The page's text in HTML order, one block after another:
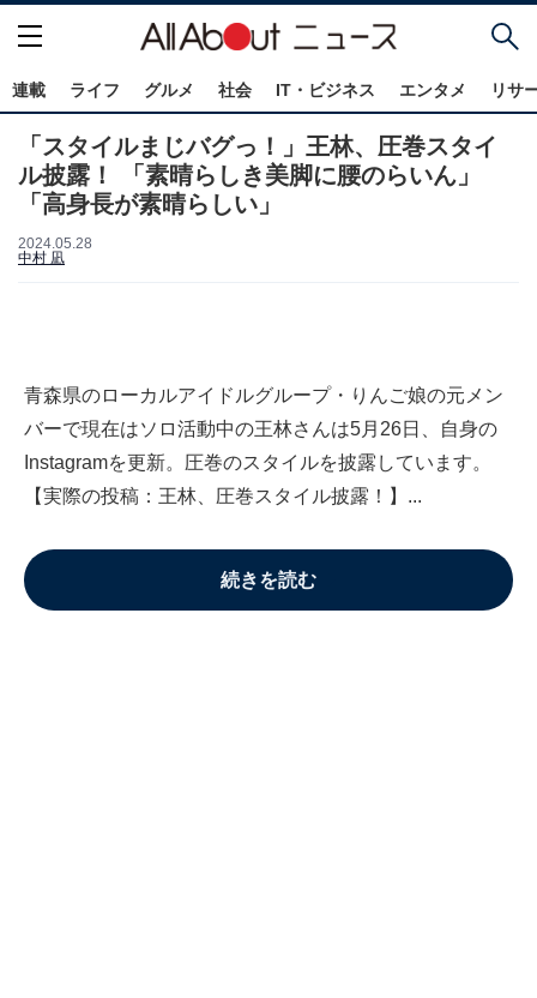
連載 ライフ グルメ 社会 IT・ビジネス エンタメ リサ
「スタイルまじバグっ！」王林、圧巻スタイ
ル披露！ 「素晴らしき美脚に腰のらいん」
「高身長が素晴らしい」
2024.05.28
中村 凪
青森県のローカルアイドルグループ・りんご娘の元メン
バーで現在はソロ活動中の王林さんは5月26日、自身の
Instagramを更新。圧巻のスタイルを披露しています。
【実際の投稿：王林、圧巻スタイル披露！】...
続きを読む